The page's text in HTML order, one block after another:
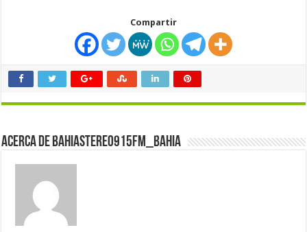
Compartir
Acerca de bahiastereo915fm_bahia